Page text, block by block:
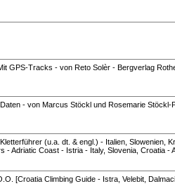
GPS-Tracks - von Reto Solèr - Bergverlag
- von Marcus Stöckl und Rosemarie Stöckl-
(u.a. dt. & engl.) - Italien, Slowenien,
Adriatic Coast - Istria - Italy, Slovenia, Croatia -
[Croatia Climbing Guide - Istra, Velebit,